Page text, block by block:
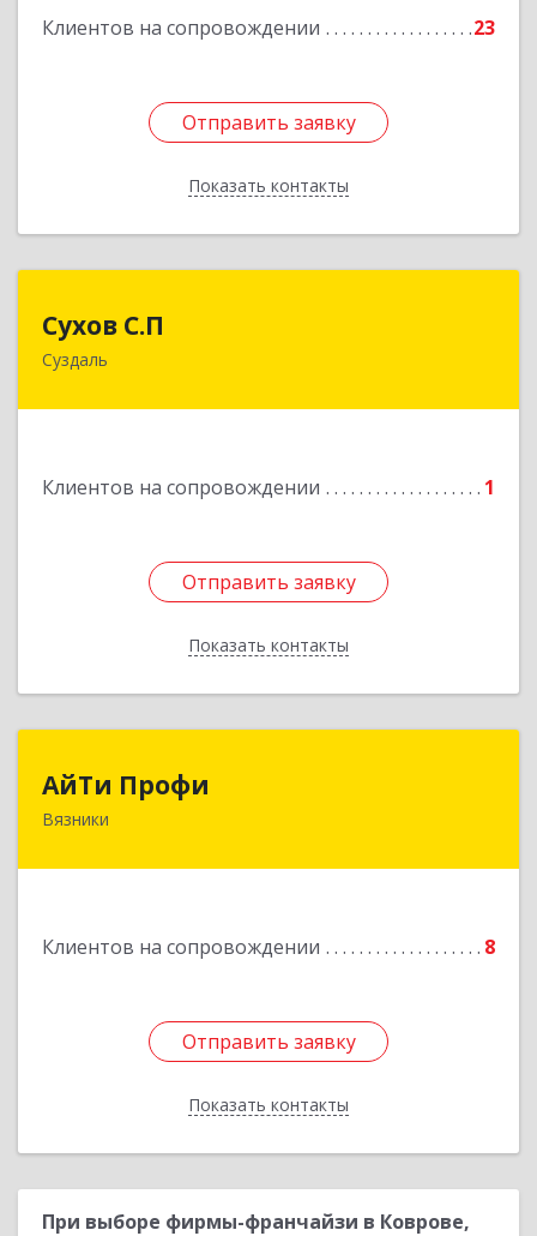
Клиентов на сопровождении 23
Отправить заявку
Показать контакты
Отправить заявку
Назад
Сухов С.П
Суздаль
Клиентов на сопровождении 1
Отправить заявку
Показать контакты
Отправить заявку
Назад
АйТи Профи
Вязники
Клиентов на сопровождении 8
Отправить заявку
Показать контакты
Отправить заявку
Назад
При выборе фирмы-франчайзи в Коврове,